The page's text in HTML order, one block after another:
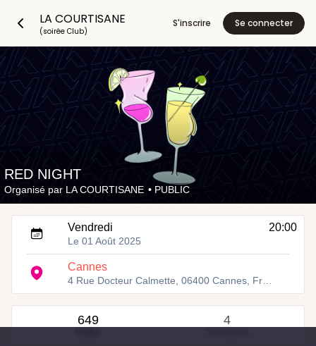
LA COURTISANE
(soirée Club)
S'inscrire Se connecter
RED NIGHT
Organisé par LA COURTISANE • PUBLIC
Vendredi 20:00
Le 01 Août 2025
Cannes
4 Rue Docteur Calmette, 06400 Cannes, France
649 4